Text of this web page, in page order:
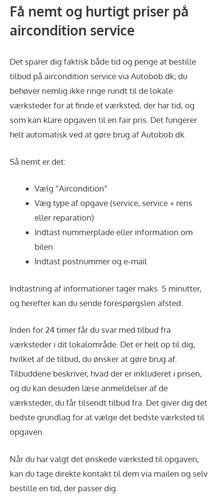
Få nemt og hurtigt priser på
aircondition service
Det sparer dig faktisk både tid og penge at bestille
tilbud på aircondition service via Autobob.dk; du
behøver nemlig ikke ringe rundt til de lokale
værksteder for at finde et værksted, der har tid, og
som kan klare opgaven til en fair pris. Det fungerer
helt automatisk ved at gøre brug af Autobob.dk.
Så nemt er det:
Vælg ”Aircondition”
Væg type af opgave (service, service + rens
eller reparation)
Indtast nummerplade eller information om
bilen
Indtast postnummer og e-mail
Indtastning af informationer tager maks. 5 minutter,
og herefter kan du sende forespørgslen afsted.
Inden for 24 timer får du svar med tilbud fra
værksteder i dit lokalområde. Det er helt op til dig,
hvilket af de tilbud, du ønsker at gøre brug af.
Tilbuddene beskriver, hvad der er inkluderet i prisen,
og du kan desuden læse anmeldelser af de
værksteder, du får tilsendt tilbud fra. Det giver dig det
bedste grundlag for at vælge det bedste værksted til
opgaven.
Når du har valgt det ønskede værksted til opgaven,
kan du tage direkte kontakt til dem via mailen og selv
bestille en tid, der passer dig.